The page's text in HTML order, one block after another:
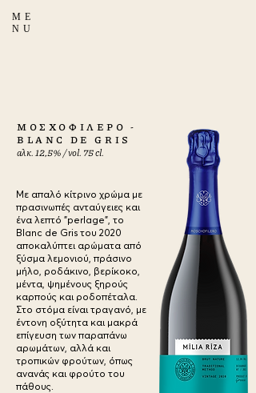
ME
NU
ΜΟΣΧΟΦΙΛΕΡΟ -
BLANC DE GRIS
αλκ. 12,5% / vol. 75 cl.
Με απαλό κίτρινο χρώμα με
πρασινωπές ανταύγειες και
ένα λεπτό "perlage", το
Blanc de Gris του 2020
αποκαλύπτει αρώματα από
ξύσμα λεμονιού, πράσινο
μήλο, ροδάκινο, βερίκοκο,
μέντα, ψημένους ξηρούς
καρπούς και ροδοπέταλα.
Στο στόμα είναι τραγανό, με
έντονη οξύτητα και μακρά
επίγευση των παραπάνω
αρωμάτων, αλλά και
τροπικών φρούτων, όπως
ανανάς και φρούτo του
πάθους.